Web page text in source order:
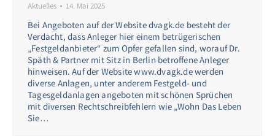
Aktuelles 14. Mai 2025
Bei Angeboten auf der Website dvagk.de besteht der
Verdacht, dass Anleger hier einem betrügerischen
„Festgeldanbieter“ zum Opfer gefallen sind, worauf Dr.
Späth & Partner mit Sitz in Berlin betroffene Anleger
hinweisen. Auf der Website www.dvagk.de werden
diverse Anlagen, unter anderem Festgeld- und
Tagesgeldanlagen angeboten mit schönen Sprüchen
mit diversen Rechtschreibfehlern wie „Wohn Das Leben
Sie…